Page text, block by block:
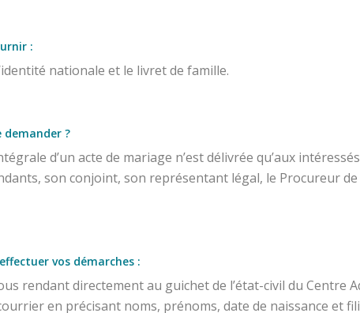
:
nationale et le livret de famille.
demander ?
d’un acte de mariage n’est délivrée qu’aux
son conjoint, son représentant légal, le Procureur de
vos démarches :
rendant directement au guichet de l’état-civil du Centre
en précisant noms, prénoms, date de naissance et